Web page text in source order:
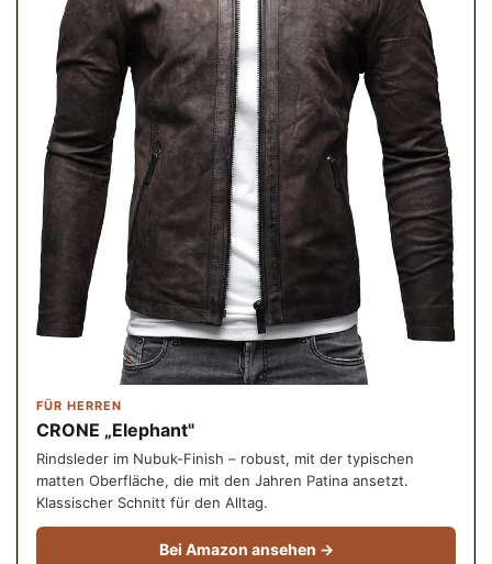
FÜR HERREN
CRONE „Elephant"
Rindsleder im Nubuk-Finish – robust, mit der typischen
matten Oberfläche, die mit den Jahren Patina ansetzt.
Klassischer Schnitt für den Alltag.
Bei Amazon ansehen →